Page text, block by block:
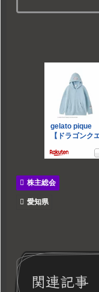
株主総会
愛知県
関連記事